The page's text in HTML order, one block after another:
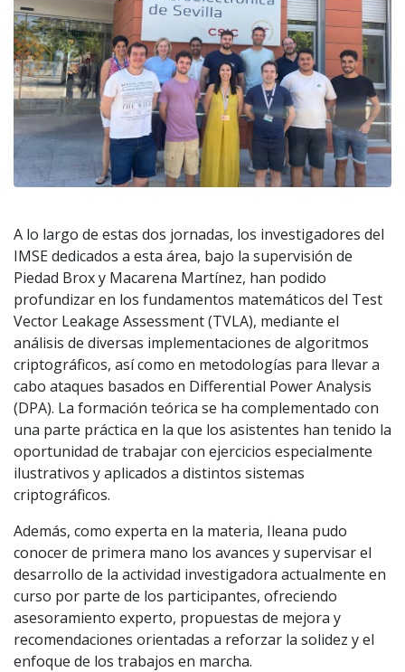
A lo largo de estas dos jornadas, los investigadores del
IMSE dedicados a esta área, bajo la supervisión de
Piedad Brox y Macarena Martínez, han podido
profundizar en los fundamentos matemáticos del Test
Vector Leakage Assessment (TVLA), mediante el
análisis de diversas implementaciones de algoritmos
criptográficos, así como en metodologías para llevar a
cabo ataques basados en Differential Power Analysis
(DPA). La formación teórica se ha complementado con
una parte práctica en la que los asistentes han tenido la
oportunidad de trabajar con ejercicios especialmente
ilustrativos y aplicados a distintos sistemas
criptográficos.
Además, como experta en la materia, Ileana pudo
conocer de primera mano los avances y supervisar el
desarrollo de la actividad investigadora actualmente en
curso por parte de los participantes, ofreciendo
asesoramiento experto, propuestas de mejora y
recomendaciones orientadas a reforzar la solidez y el
enfoque de los trabajos en marcha.